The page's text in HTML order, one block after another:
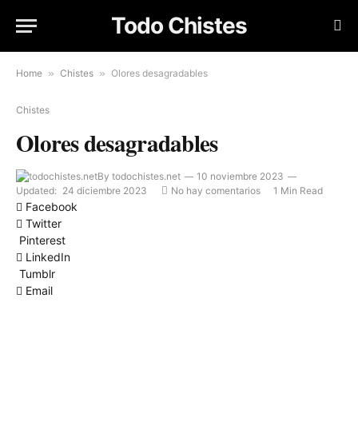
Todo Chistes
Home » Chistes » Olores desagradables
Chistes
Olores desagradables
By todochistes.net
10 noviembre 2023
Updated: 24 diciembre 2023 No hay comentarios 1 Min Read
Facebook
Twitter
Pinterest
LinkedIn
Tumblr
Email